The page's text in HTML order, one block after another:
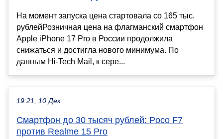
На момент запуска цена стартовала со 165 тыс.
рублейРозничная цена на флагманский смартфон
Apple iPhone 17 Pro в России продолжила
снижаться и достигла нового минимума. По
данным Hi-Tech Mail, к сере...
19:21, 10 Дек
Смартфон до 30 тысяч рублей: Poco F7
против Realme 15 Pro